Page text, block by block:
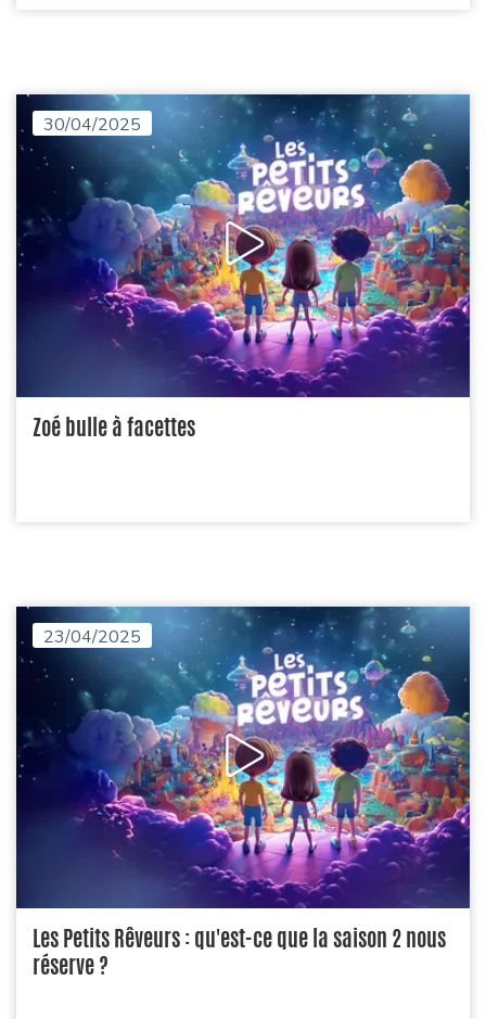
30/04/2025
Zoé bulle à facettes
23/04/2025
Les Petits Rêveurs : qu'est-ce que la saison 2 nous
réserve ?